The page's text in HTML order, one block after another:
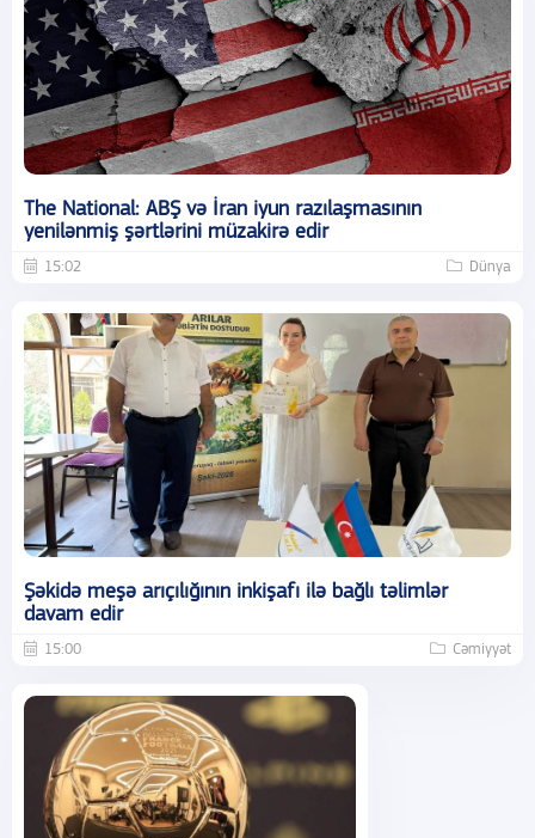
The National: ABŞ və İran iyun razılaşmasının
yenilənmiş şərtlərini müzakirə edir
15:02 Dünya
Şəkidə meşə arıçılığının inkişafı ilə bağlı təlimlər
davam edir
15:00 Cəmiyyət